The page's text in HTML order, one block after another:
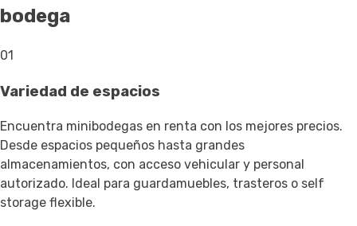
bodega
01
Variedad de espacios
Encuentra minibodegas en renta con los mejores precios.
Desde espacios pequeños hasta grandes
almacenamientos, con acceso vehicular y personal
autorizado. Ideal para guardamuebles, trasteros o self
storage flexible.